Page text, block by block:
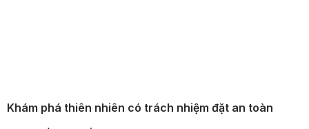
Khám phá thiên nhiên có trách nhiệm đặt an toàn